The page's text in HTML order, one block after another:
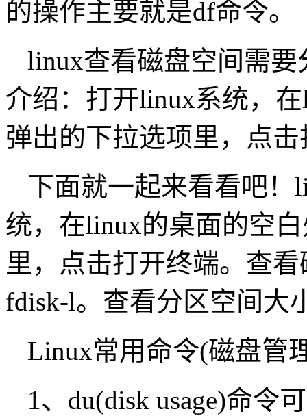
的操作主要就是df命令。
linux查看磁盘空间需
介绍：打开linux系统，
弹出的下拉选项里，点
下面就一起来看看吧
统，在linux的桌面的空
里，点击打开终端。查
fdisk-l。查看分区空间大
Linux常用命令(磁盘管
1、du(disk usage)命令